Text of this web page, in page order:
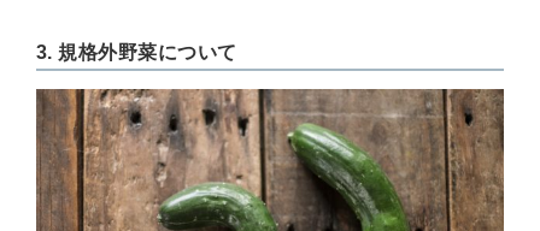
3. 規格外野菜について